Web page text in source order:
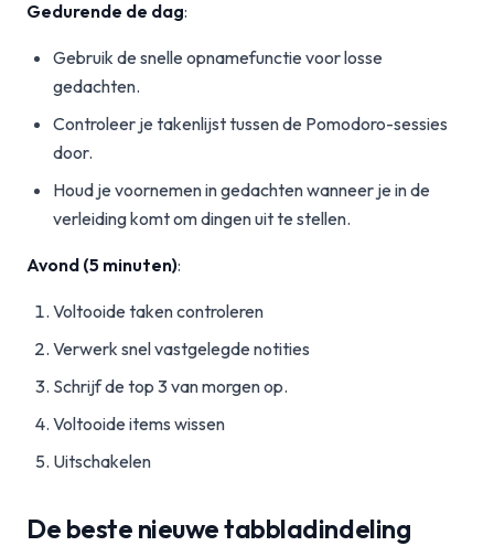
Gedurende de dag:
Gebruik de snelle opnamefunctie voor losse
gedachten.
Controleer je takenlijst tussen de Pomodoro-sessies
door.
Houd je voornemen in gedachten wanneer je in de
verleiding komt om dingen uit te stellen.
Avond (5 minuten):
Voltooide taken controleren
Verwerk snel vastgelegde notities
Schrijf de top 3 van morgen op.
Voltooide items wissen
Uitschakelen
De beste nieuwe tabbladindeling